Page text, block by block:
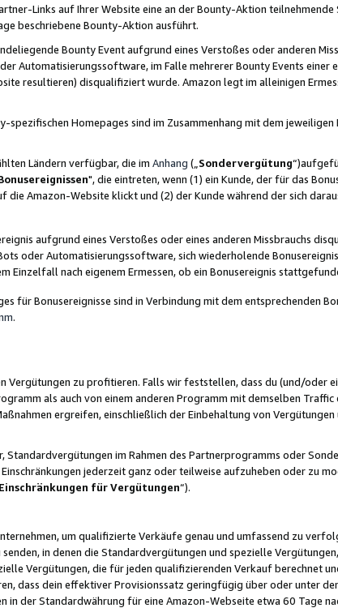
Links auf Ihrer Website eine an der Bounty-Aktion
beschriebene Bounty-Aktion ausführt.
Bounty Event aufgrund eines Verstoßes oder anderen
Automatisierungssoftware, im Falle mehrerer Bounty Events einer
resultieren) disqualifiziert wurde. Amazon legt im alleinigen
Homepages sind im Zusammenhang mit dem
Ländern verfügbar, die im Anhang („ Sondervergütung
", die eintreten, wenn (1) ein Kunde, der für das
die Amazon-Website klickt und (2) der Kunde während der sich
aufgrund eines Verstoßes oder eines anderen Missbrauchs
oder Automatisierungssoftware, sich wiederholende
Einzelfall nach eigenem Ermessen, ob ein Bonusereignis
für Bonusereignisse sind in Verbindung mit dem entsprechenden
.
Vergütungen zu profitieren. Falls wir feststellen, dass du (und/oder
als auch von einem anderen Programm mit demselben
ergreifen, einschließlich der Einbehaltung von
im Rahmen des Partnerprogramms oder
jederzeit ganz oder teilweise aufzuheben oder zu
Einschränkungen für Vergütungen“).
um qualifizierte Verkäufe genau und umfassend zu
in denen die Standardvergütungen und spezielle
Vergütungen, die für jeden qualifizierenden Verkauf berechnet
dass dein effektiver Provisionssatz geringfügig über oder unter
der Standardwährung für eine Amazon-Webseite etwa 60 Tage